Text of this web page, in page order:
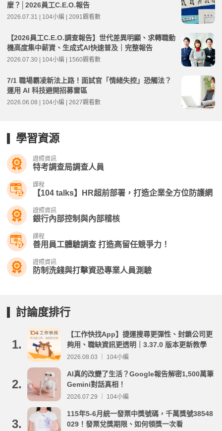
麼？│2026員工C.E.O.報告
2026.07.31 | 104小編 | 2091觀看數
【2026員工C.E.O.調查報告】世代差異明顯、求轉職動
機高度集中薪資、生成式AI快速普及｜完整報告
2026.07.30 | 104小編 | 1560觀看數
7/1 職場霸凌新法上路！面試官「情緒失控」恐觸法？
運用 AI 科技避開招募雷區
2026.06.08 | 104小編 | 2627觀看數
學習資源
證照資訊
特考調查局調查人員
課程
【104 talks】HR超前部署，打造企業全方位防護網
證照資訊
銀行內部控制與內部稽核
課程
善用員工體驗調查 打造高留任競爭力！
證照資訊
防制洗錢與打擊資恐專業人員測驗
討論度排行
1.
【工作快找App】捷運搜尋更彈性、封鎖公司更
夠用、職缺資訊更透明｜3.37.0 版本更新教學
2026.08.03 ｜ 104小編
2.
AI真的改變了生活？Google報告解密1,500萬筆
Gemini對話真相！
2026.07.29 ｜ 104小編
3.
115年5-6月統一發票中獎號碼，千萬獎號38548
029！發票兌獎期限、如何領獎一次看